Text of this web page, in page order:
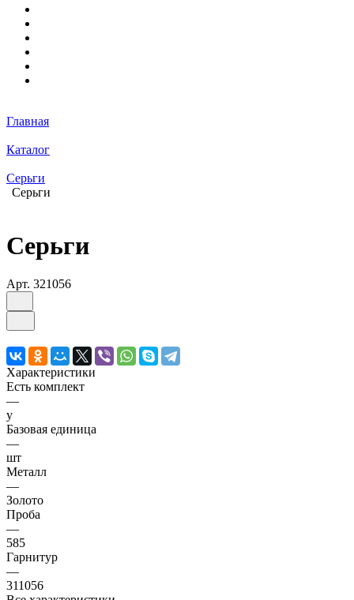
Главная
Каталог
Серьги
Серьги
Серьги
Арт. 321056
Характеристики
Есть комплект
—
y
Базовая единица
—
шт
Металл
—
Золото
Проба
—
585
Гарнитур
—
311056